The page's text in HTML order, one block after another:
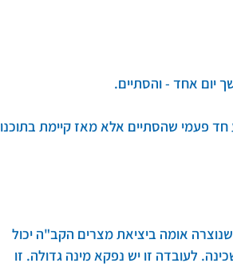
יום אחד - והסתיים.
פעמי שהסתיים אלא מאז קיימת בתוכנו
אומה ביציאת מצרים הקב"ה יכול
לעובדה זו יש נפקא מינה גדולה. זו